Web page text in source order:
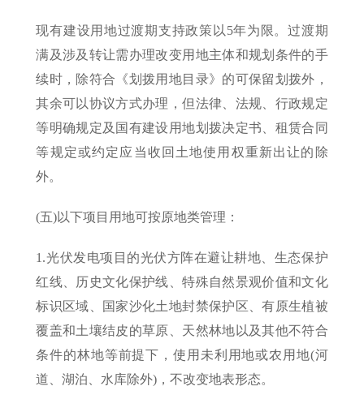
现有建设用地过渡期支持政策以5年为限。过渡期
满及涉及转让需办理改变用地主体和规划条件的手
续时，除符合《划拨用地目录》的可保留划拨外，
其余可以协议方式办理，但法律、法规、行政规定
等明确规定及国有建设用地划拨决定书、租赁合同
等规定或约定应当收回土地使用权重新出让的除
外。
(五)以下项目用地可按原地类管理：
1.光伏发电项目的光伏方阵在避让耕地、生态保护
红线、历史文化保护线、特殊自然景观价值和文化
标识区域、国家沙化土地封禁保护区、有原生植被
覆盖和土壤结皮的草原、天然林地以及其他不符合
条件的林地等前提下，使用未利用地或农用地(河
道、湖泊、水库除外)，不改变地表形态。